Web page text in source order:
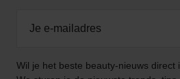
Wil je het beste beauty-nieuws direct